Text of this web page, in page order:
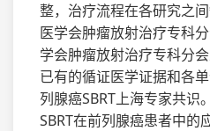
整，治疗流程在各研究之
医学会肿瘤放射治疗专科
学会肿瘤放射治疗专科分
已有的循证医学证据和各
列腺癌SBRT上海专家共识
SBRT在前列腺癌患者中的